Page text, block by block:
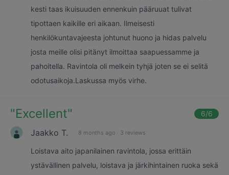
kesti taas ikuisuuden ennenkuin pääruuat tulivat
tipottaen kaikille eri aikaan. Ilmeisesti
henkilökuntavajeesta johtunut huono ja hidas palvelu
josta meille olisi pitänyt ilmoittaa saapuessamme ja
pahoitella. Ravintola oli melkein tyhjä joten se ei selitä
odotusaikoja.Laskussa myös virhe.
"Excellent" 6/6
Jaakko T. 8 months ago · 3 reviews
Loistava aito japanilainen ravintola, jossa erittäin
ystävällinen palvelu, loistava ja järkihintainen ruoka sekä